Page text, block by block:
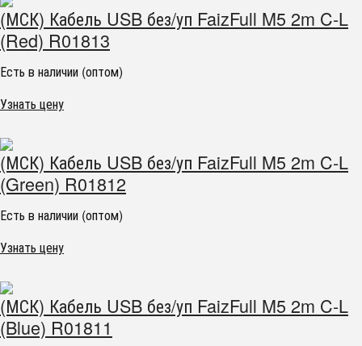
(МСК) Кабель USB без/уп FaizFull M5 2m C-L
(Red) R01813
Есть в наличии (оптом)
Узнать цену
(МСК) Кабель USB без/уп FaizFull M5 2m C-L
(Green) R01812
Есть в наличии (оптом)
Узнать цену
(МСК) Кабель USB без/уп FaizFull M5 2m C-L
(Blue) R01811